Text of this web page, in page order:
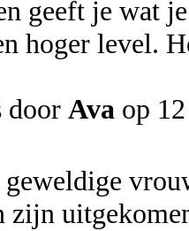
geeft je wat
hoger level.
door Ava op
zijn